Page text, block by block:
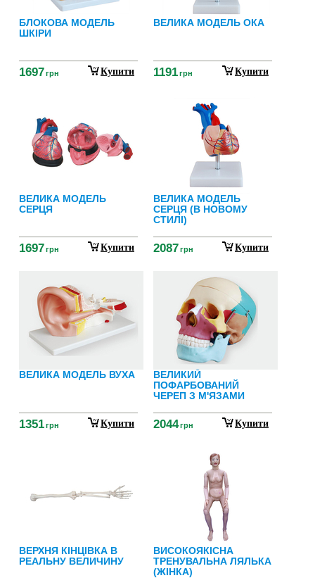
БЛОКОВА МОДЕЛЬ
ШКІРИ
1697грн Купити
ВЕЛИКА МОДЕЛЬ ОКА
1191грн Купити
ВЕЛИКА МОДЕЛЬ
СЕРЦЯ
1697грн Купити
ВЕЛИКА МОДЕЛЬ
СЕРЦЯ (В НОВОМУ
СТИЛІ)
2087грн Купити
ВЕЛИКА МОДЕЛЬ ВУХА
1351грн Купити
ВЕЛИКИЙ
ПОФАРБОВАНИЙ
ЧЕРЕП З М'ЯЗАМИ
2044грн Купити
ВЕРХНЯ КІНЦІВКА В
РЕАЛЬНУ ВЕЛИЧИНУ
ВИСОКОЯКІСНА
ТРЕНУВАЛЬНА ЛЯЛЬКА
(ЖІНКА)